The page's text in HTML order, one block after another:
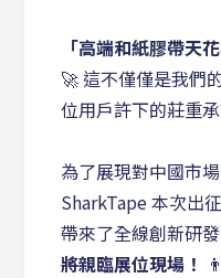
「高端和紙膠帶天
🚀 這不僅僅是我們
位用戶許下的莊重
為了展現對中國市
SharkTape 本次出
帶來了全線創新研
將親臨展位現場！